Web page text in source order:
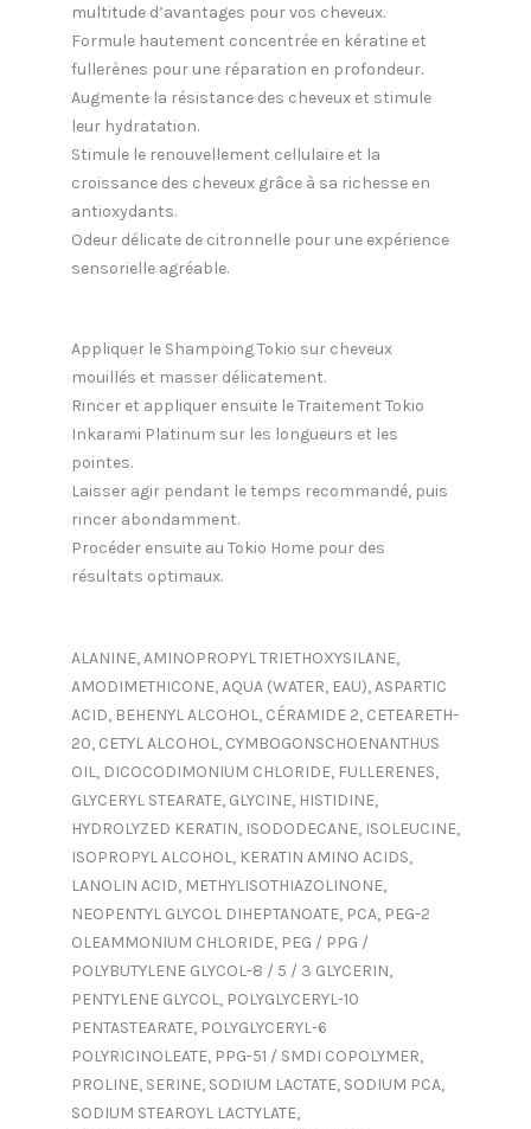
multitude d’avantages pour vos cheveux.
Formule hautement concentrée en kératine et
fullerènes pour une réparation en profondeur.
Augmente la résistance des cheveux et stimule
leur hydratation.
Stimule le renouvellement cellulaire et la
croissance des cheveux grâce à sa richesse en
antioxydants.
Odeur délicate de citronnelle pour une expérience
sensorielle agréable.
Appliquer le Shampoing Tokio sur cheveux
mouillés et masser délicatement.
Rincer et appliquer ensuite le Traitement Tokio
Inkarami Platinum sur les longueurs et les
pointes.
Laisser agir pendant le temps recommandé, puis
rincer abondamment.
Procéder ensuite au Tokio Home pour des
résultats optimaux.
ALANINE, AMINOPROPYL TRIETHOXYSILANE,
AMODIMETHICONE, AQUA (WATER, EAU), ASPARTIC
ACID, BEHENYL ALCOHOL, CÉRAMIDE 2, CETEARETH-
20, CETYL ALCOHOL, CYMBOGONSCHOENANTHUS
OIL, DICOCODIMONIUM CHLORIDE, FULLERENES,
GLYCERYL STEARATE, GLYCINE, HISTIDINE,
HYDROLYZED KERATIN, ISODODECANE, ISOLEUCINE,
ISOPROPYL ALCOHOL, KERATIN AMINO ACIDS,
LANOLIN ACID, METHYLISOTHIAZOLINONE,
NEOPENTYL GLYCOL DIHEPTANOATE, PCA, PEG-2
OLEAMMONIUM CHLORIDE, PEG / PPG /
POLYBUTYLENE GLYCOL-8 / 5 / 3 GLYCERIN,
PENTYLENE GLYCOL, POLYGLYCERYL-10
PENTASTEARATE, POLYGLYCERYL-6
POLYRICINOLEATE, PPG-51 / SMDI COPOLYMER,
PROLINE, SERINE, SODIUM LACTATE, SODIUM PCA,
SODIUM STEAROYL LACTYLATE,